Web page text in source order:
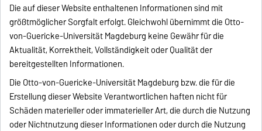
Die auf dieser Website enthaltenen Informationen sind mit
größtmöglicher Sorgfalt erfolgt. Gleichwohl übernimmt die Otto-
von-Guericke-Universität Magdeburg keine Gewähr für die
Aktualität, Korrektheit, Vollständigkeit oder Qualität der
bereitgestellten Informationen.
Die Otto-von-Guericke-Universität Magdeburg bzw. die für die
Erstellung dieser Website Verantwortlichen haften nicht für
Schäden materieller oder immaterieller Art, die durch die Nutzung
oder Nichtnutzung dieser Informationen oder durch die Nutzung